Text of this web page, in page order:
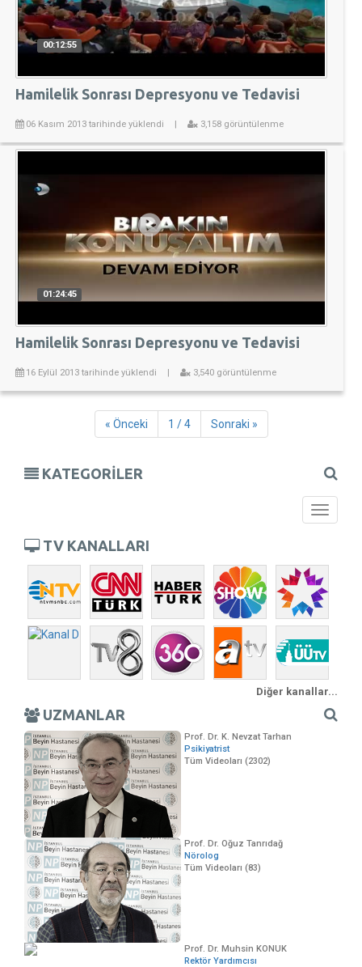
00:12:55
Hamilelik Sonrası Depresyonu ve Tedavisi
06 Kasım 2013 tarihinde yüklendi | 3,158 görüntülenme
01:24:45
Hamilelik Sonrası Depresyonu ve Tedavisi
16 Eylül 2013 tarihinde yüklendi | 3,540 görüntülenme
« Önceki 1 / 4 Sonraki »
KATEGORİLER
Toggle
TV KANALLARI
Diğer kanallar...
UZMANLAR
Prof. Dr. K. Nevzat Tarhan
Psikiyatrist
Tüm Videoları (2302)
Prof. Dr. Oğuz Tanrıdağ
Nörolog
Tüm Videoları (83)
Prof. Dr. Muhsin KONUK
Rektör Yardımcısı